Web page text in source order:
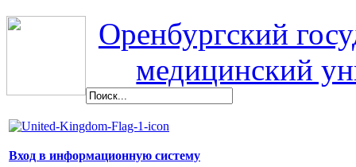
Оренбургский
медицинский
Вход в информационную систему